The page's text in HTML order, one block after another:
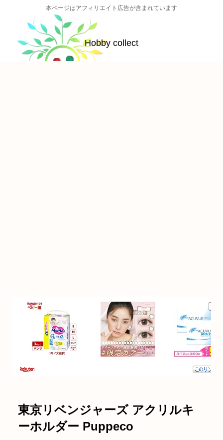
本ページはアフィリエイト広告が含まれています
Hobby collect
東京リベンジャーズ アクリルキ
ーホルダー Puppeco